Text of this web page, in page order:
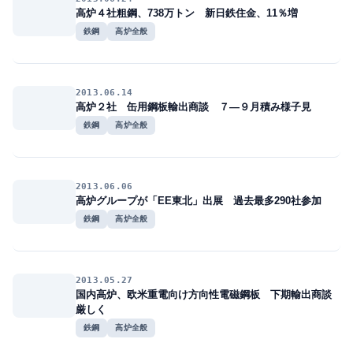
高炉４社粗鋼、738万トン 新日鉄住金、11％増
鉄鋼 高炉全般
2013.06.14
高炉２社 缶用鋼板輸出商談 ７―９月積み様子見
鉄鋼 高炉全般
2013.06.06
高炉グループが「EE東北」出展 過去最多290社参加
鉄鋼 高炉全般
2013.05.27
国内高炉、欧米重電向け方向性電磁鋼板 下期輸出商談
厳しく
鉄鋼 高炉全般